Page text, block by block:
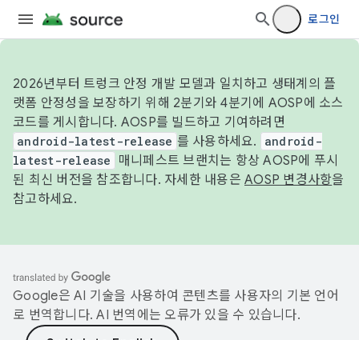
로그인
2026년부터 트렁크 안정 개발 모델과 일치하고 생태계의 플
랫폼 안정성을 보장하기 위해 2분기와 4분기에 AOSP에 소스
코드를 게시합니다. AOSP를 빌드하고 기여하려면
android-latest-release 를 사용하세요.
android-
latest-release
매니페스트 브랜치는 항상 AOSP에 푸시
된 최신 버전을 참조합니다. 자세한 내용은 AOSP 변경사항을
참고하세요.
Google은 AI 기술을 사용하여 콘텐츠를 사용자의 기본 언어
로 번역합니다. AI 번역에는 오류가 있을 수 있습니다.